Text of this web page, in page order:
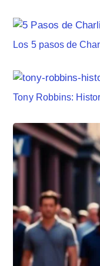
Los 5 pasos de
Tony Robbins: